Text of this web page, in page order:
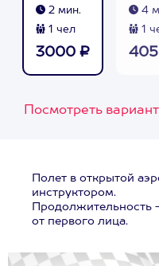
2 мин.
1 чел
3000 ₽
4
1
Посмотреть
Полет в открытой
инструктором.
Продолжительность
от первого лица.